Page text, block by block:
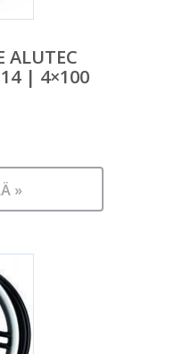
ALUTEC
| 4×100
»